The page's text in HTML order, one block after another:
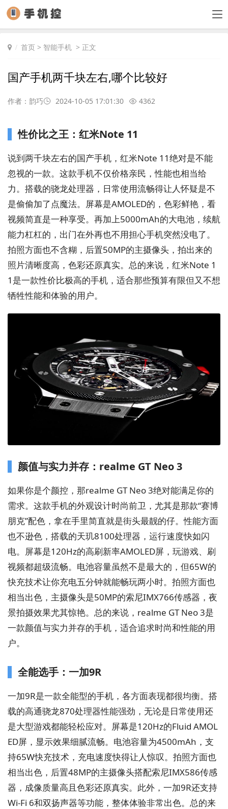
首页 > 智能手机 > 正文
国产手机两千块左右,哪个比较好
作者：韵巧 2024-10-05 17:01:30 4362
性价比之王：红米Note 11
说到两千块左右的国产手机，红米Note 11绝对是不能
忽视的一款。这款手机不仅价格亲民，性能也相当给
力。搭载的骁龙处理器，日常使用流畅得让人怀疑是不
是偷偷加了点魔法。屏幕是AMOLED的，色彩鲜艳，看
视频简直是一种享受。再加上5000mAh的大电池，续航
能力杠杠的，出门在外再也不用担心手机突然没电了。
拍照方面也不含糊，后置50MP的主摄像头，拍出来的
照片清晰度高，色彩还原真实。总的来说，红米Note 1
1是一款性价比极高的手机，适合那些预算有限但又不想
牺牲性能和体验的用户。
颜值与实力并存：realme GT Neo 3
如果你是个颜控，那realme GT Neo 3绝对能满足你的
需求。这款手机的外观设计时尚前卫，尤其是那款“赛博
朋克”配色，拿在手里简直就是街头最靓的仔。性能方面
也不逊色，搭载的天玑8100处理器，运行速度快如闪
电。屏幕是120Hz的高刷新率AMOLED屏，玩游戏、刷
视频都超级流畅。电池容量虽然不是最大的，但65W的
快充技术让你充电五分钟就能畅玩两小时。拍照方面也
相当出色，主摄像头是50MP的索尼IMX766传感器，夜
景拍摄效果尤其惊艳。总的来说，realme GT Neo 3是
一款颜值与实力并存的手机，适合追求时尚和性能的用
户。
全能选手：一加9R
一加9R是一款全能型的手机，各方面表现都很均衡。搭
载的高通骁龙870处理器性能强劲，无论是日常使用还
是大型游戏都能轻松应对。屏幕是120Hz的Fluid AMOL
ED屏，显示效果细腻流畅。电池容量为4500mAh，支
持65W快充技术，充电速度快得让人惊叹。拍照方面也
相当出色，后置48MP的主摄像头搭配索尼IMX586传感
器，成像质量高且色彩还原真实。此外，一加9R还支持
Wi-Fi 6和双扬声器等功能，整体体验非常出色。总的来